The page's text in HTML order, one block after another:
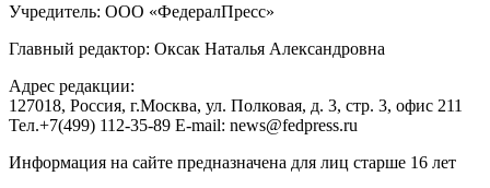
Учредитель: ООО «ФедералПресс»
Главный редактор: Оксак Наталья Александровна
Адрес редакции:
127018, Россия, г.Москва, ул. Полковая, д. 3, стр. 3, офис 211
Тел.+7(499) 112-35-89 E-mail: news@fedpress.ru
Информация на сайте предназначена для лиц старше 16 лет